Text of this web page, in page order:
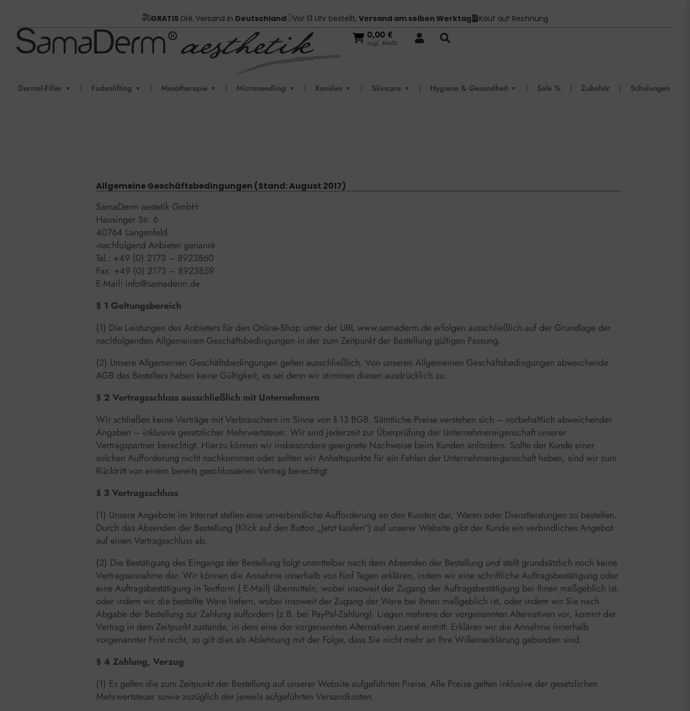
AGB GRATIS DHL Versand in Deutschland Vor 13 Uhr bestellt, Versand am selben Werktag Kauf auf Rechnung
0,00 €
zzgl. MwSt.
Dermal-Filler ▼ | Fadenlifting ▼ | Mesotherapie ▼ | Microneedling ▼ | Kanülen ▼ | Skincare ▼ | Hygiene & Gesundheit ▼ | Sale % | Zubehör | Schulungen
Allgemeine Geschäftsbedingungen (Stand: August 2017)
SamaDerm aestetik GmbH
Hausinger Str. 6
40764 Langenfeld
-nachfolgend Anbieter genannt-
Tel.: +49 (0) 2173 – 8923860
Fax: +49 (0) 2173 – 8923859
E-Mail: info@samaderm.de
§ 1 Geltungsbereich
(1) Die Leistungen des Anbieters für den Online-Shop unter der URL www.samaderm.de erfolgen ausschließlich auf der Grundlage der
nachfolgenden Allgemeinen Geschäftsbedingungen in der zum Zeitpunkt der Bestellung gültigen Fassung.
(2) Unsere Allgemeinen Geschäftsbedingungen gelten ausschließlich. Von unseren Allgemeinen Geschäftsbedingungen abweichende
AGB des Bestellers haben keine Gültigkeit, es sei denn wir stimmen diesen ausdrücklich zu.
§ 2 Vertragsschluss ausschließlich mit Unternehmern
Wir schließen keine Verträge mit Verbrauchern im Sinne von § 13 BGB. Sämtliche Preise verstehen sich – vorbehaltlich abweichender
Angaben – inklusive gesetzlicher Mehrwertsteuer. Wir sind jederzeit zur Überprüfung der Unternehmereigenschaft unserer
Vertragspartner berechtigt. Hierzu können wir insbesondere geeignete Nachweise beim Kunden anfordern. Sollte der Kunde einer
solchen Aufforderung nicht nachkommen oder sollten wir Anhaltspunkte für ein Fehlen der Unternehmereigenschaft haben, sind wir zum
Rücktritt von einem bereits geschlossenen Vertrag berechtigt.
§ 3 Vertragsschluss
(1) Unsere Angebote im Internet stellen eine unverbindliche Aufforderung an den Kunden dar, Waren oder Dienstleistungen zu bestellen.
Durch das Absenden der Bestellung (Klick auf den Button „Jetzt kaufen“) auf unserer Website gibt der Kunde ein verbindliches Angebot
auf einen Vertragsschluss ab.
(2) Die Bestätigung des Eingangs der Bestellung folgt unmittelbar nach dem Absenden der Bestellung und stellt grundsätzlich noch keine
Vertragsannahme dar. Wir können die Annahme innerhalb von fünf Tagen erklären, indem wir eine schriftliche Auftragsbestätigung oder
eine Auftragsbestätigung in Textform ( E-Mail) übermitteln, wobei insoweit der Zugang der Auftragsbestätigung bei Ihnen maßgeblich ist,
oder indem wir die bestellte Ware liefern, wobei insoweit der Zugang der Ware bei Ihnen maßgeblich ist, oder indem wir Sie nach
Abgabe der Bestellung zur Zahlung auffordern (z.B. bei PayPal-Zahlung). Liegen mehrere der vorgenannten Alternativen vor, kommt der
Vertrag in dem Zeitpunkt zustande, in dem eine der vorgenannten Alternativen zuerst eintritt. Erklären wir die Annahme innerhalb
vorgenannter Frist nicht, so gilt dies als Ablehnung mit der Folge, dass Sie nicht mehr an Ihre Willenserklärung gebunden sind.
§ 4 Zahlung, Verzug
(1) Es gelten die zum Zeitpunkt der Bestellung auf unserer Website aufgeführten Preise. Alle Preise gelten inklusive der gesetzlichen
Mehrwertsteuer sowie zuzüglich der jeweils aufgeführten Versandkosten.